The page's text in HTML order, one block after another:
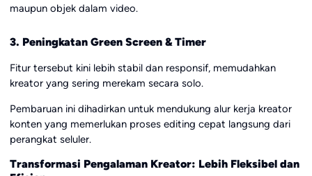
maupun objek dalam video.
3. Peningkatan Green Screen & Timer
Fitur tersebut kini lebih stabil dan responsif, memudahkan
kreator yang sering merekam secara solo.
Pembaruan ini dihadirkan untuk mendukung alur kerja kreator
konten yang memerlukan proses editing cepat langsung dari
perangkat seluler.
Transformasi Pengalaman Kreator: Lebih Fleksibel dan